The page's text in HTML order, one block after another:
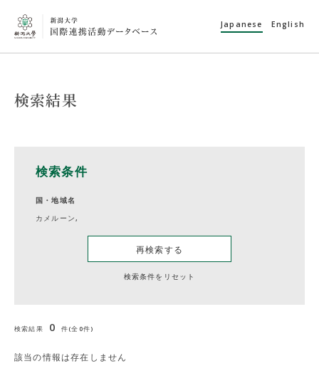
Japanese English
検索結果
検索条件
国・地域名
カメルーン,
再検索する
検索条件をリセット
検索結果 0 件(全0件)
該当の情報は存在しません